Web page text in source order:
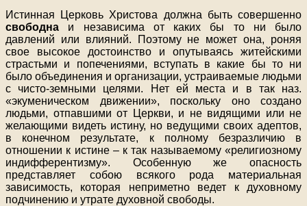
Истинная Церковь Христова должна быть совершенно
свободна и независима от каких бы то ни было
давлений или влияний. Поэтому не может она, роняя
свое высокое достоинство и опутываясь житейскими
страстьми и попечениями, вступать в какие бы то ни
было объединения и организации, устраиваемые людьми
с чисто-земными целями. Нет ей места и в так наз.
«экуменическом движении», поскольку оно создано
людьми, отпавшими от Церкви, и не видящими или не
желающими видеть истину, но ведущими своих адептов,
в конечном результате, к полному безразличию в
отношении к истине – к так называемому «религиозному
индифферентизму». Особенную же опасность
представляет собою всякого рода материальная
зависимость, которая неприметно ведет к духовному
подчинению и утрате духовной свободы.